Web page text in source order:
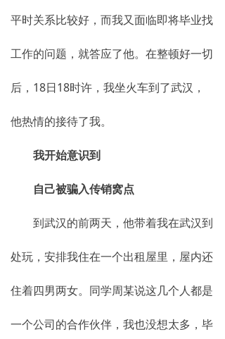
平时关系比较好，而我又面临即将毕业找
工作的问题，就答应了他。在整顿好一切
后，18日18时许，我坐火车到了武汉，
他热情的接待了我。
我开始意识到
自己被骗入传销窝点
到武汉的前两天，他带着我在武汉到
处玩，安排我住在一个出租屋里，屋内还
住着四男两女。同学周某说这几个人都是
一个公司的合作伙伴，我也没想太多，毕